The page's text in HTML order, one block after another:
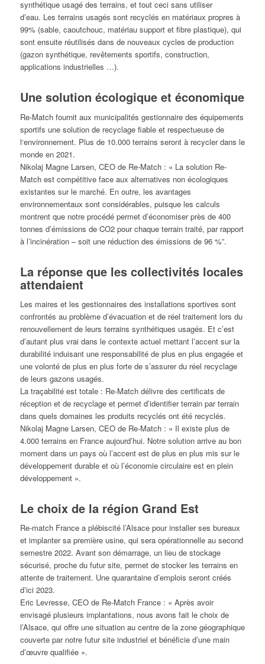
synthétique usagé des terrains, et tout ceci sans utiliser
d’eau. Les terrains usagés sont recyclés en matériaux propres à
99% (sable, caoutchouc, matériau support et fibre plastique), qui
sont ensuite réutilisés dans de nouveaux cycles de production
(gazon synthétique, revêtements sportifs, construction,
applications industrielles …).
Une solution écologique et économique
Re-Match fournit aux municipalités gestionnaire des équipements
sportifs une solution de recyclage fiable et respectueuse de
l‘environnement. Plus de 10.000 terrains seront à recycler dans le
monde en 2021.
Nikolaj Magne Larsen, CEO de Re-Match : « La solution Re-
Match est compétitive face aux alternatives non écologiques
existantes sur le marché. En outre, les avantages
environnementaux sont considérables, puisque les calculs
montrent que notre procédé permet d’économiser près de 400
tonnes d’émissions de CO2 pour chaque terrain traité, par rapport
à l’incinération – soit une réduction des émissions de 96 %”.
La réponse que les collectivités locales
attendaient
Les maires et les gestionnaires des installations sportives sont
confrontés au problème d’évacuation et de réel traitement lors du
renouvellement de leurs terrains synthétiques usagés. Et c’est
d’autant plus vrai dans le contexte actuel mettant l’accent sur la
durabilité induisant une responsabilité de plus en plus engagée et
une volonté de plus en plus forte de s’assurer du réel recyclage
de leurs gazons usagés.
La traçabilité est totale : Re-Match délivre des certificats de
réception et de recyclage et permet d’identifier terrain par terrain
dans quels domaines les produits recyclés ont été recyclés.
Nikolaj Magne Larsen, CEO de Re-Match : « Il existe plus de
4.000 terrains en France aujourd’hui. Notre solution arrive au bon
moment dans un pays où l’accent est de plus en plus mis sur le
développement durable et où l’économie circulaire est en plein
développement ».
Le choix de la région Grand Est
Re-match France a plébiscité l’Alsace pour installer ses bureaux
et implanter sa première usine, qui sera opérationnelle au second
semestre 2022. Avant son démarrage, un lieu de stockage
sécurisé, proche du futur site, permet de stocker les terrains en
attente de traitement. Une quarantaine d’emplois seront créés
d’ici 2023.
Eric Levresse, CEO de Re-Match France : « Après avoir
envisagé plusieurs implantations, nous avons fait le choix de
l’Alsace, qui offre une situation au centre de la zone géographique
couverte par notre futur site industriel et bénéficie d’une main
d’œuvre qualifiée ».